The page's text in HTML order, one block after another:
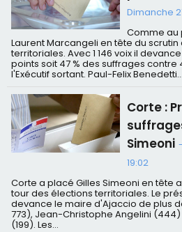
Dimanche
Comme au
Laurent Marcangeli en tête du
territoriales. Avec 1 146 voix il
points soit 47 % des suffrages
l'Exécutif sortant. Paul-Felix Benedetti...
Corte :
Simeoni -
19:02
Corte a placé Gilles Simeoni en tête
tour des élections territoriales. Le
devance le maire d'Ajaccio de plus
773), Jean-Christophe Angelini (444)
(199). Les...